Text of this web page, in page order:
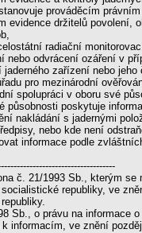
prováděcím
evidence držitelů povolení,
radiační
nebo odvrácení ozáření v
jaderného zařízení nebo
pro mezinárodní
spolupráci v oboru své
působnosti poskytuje
nakládání s jadernými
nebo kde není
informace podle
č. 21/1993 Sb., kterým
republiky, ve
Sb., o právu na informace
informacím, ve znění